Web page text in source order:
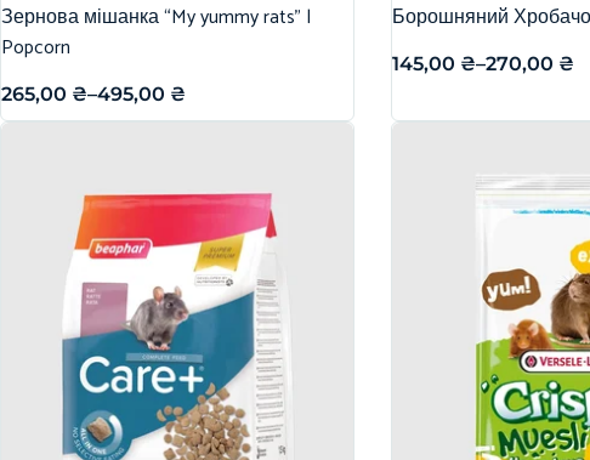
Зернова мішанка “My yummy rats” |
Popcorn
265,00 ₴–495,00 ₴
Борошняний
145,00 ₴–270,00 ₴